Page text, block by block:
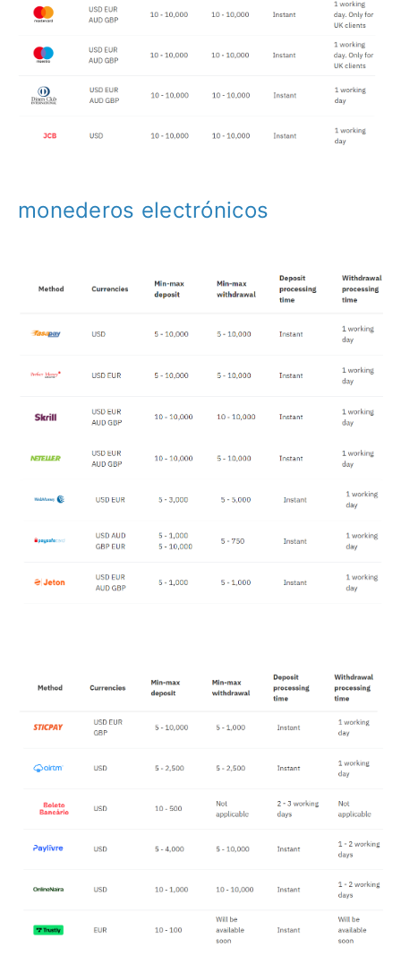
monederos electrónicos